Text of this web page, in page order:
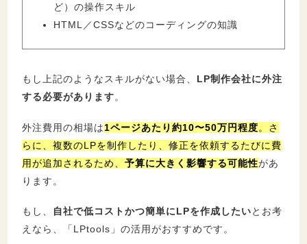
ど）の操作スキル
HTML／CSSなどのコーディングの知識
もし上記のようなスキルがない場合、 LP制作会社に外注
する必要があります。
外注費用の相場は1ページあたり約10〜50万円程度。さ
らに、複数のLPを制作したり、修正を依頼するたびに費
用が追加されるため、 予算に大きく影響する可能性があ
ります。
もし、 自社で低コストかつ簡単にLPを作成したいとお考
えなら、「LPtools」の活用がおすすめです。